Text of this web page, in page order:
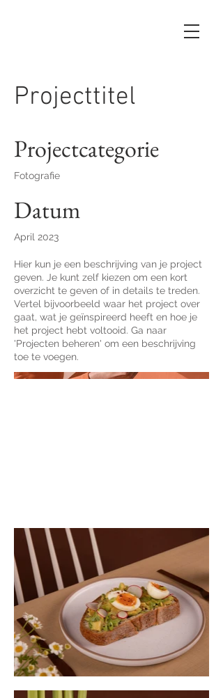
Projecttitel
Projectcategorie
Fotografie
Datum
April 2023
Hier kun je een beschrijving van je project
geven. Je kunt zelf kiezen om een kort
overzicht te geven of in details te treden.
Vertel bijvoorbeeld waar het project over
gaat, wat je geïnspireerd heeft en hoe je
het project hebt voltooid. Ga naar
'Projecten beheren' om een beschrijving
toe te voegen.